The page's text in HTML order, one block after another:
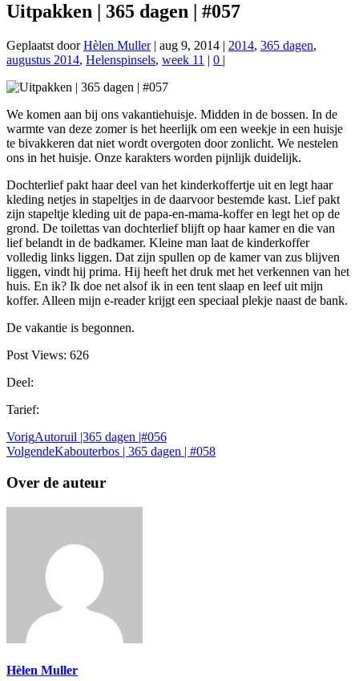
Uitpakken | 365 dagen | #057
Geplaatst doorHèlen Muller| aug 9, 2014 | 2014, 365 dagen,
augustus 2014, Helenspinsels, week 11 | 0 |
We komen aan bij ons vakantiehuisje. Midden in de bossen. In de
warmte van deze zomer is het heerlijk om een weekje in een huisje
te bivakkeren dat niet wordt overgoten door zonlicht. We nestelen
ons in het huisje. Onze karakters worden pijnlijk duidelijk.
Dochterlief pakt haar deel van het kinderkoffertje uit en legt haar
kleding netjes in stapeltjes in de daarvoor bestemde kast. Lief pakt
zijn stapeltje kleding uit de papa-en-mama-koffer en legt het op de
grond. De toilettas van dochterlief blijft op haar kamer en die van
lief belandt in de badkamer. Kleine man laat de kinderkoffer
volledig links liggen. Dat zijn spullen op de kamer van zus blijven
liggen, vindt hij prima. Hij heeft het druk met het verkennen van het
huis. En ik? Ik doe net alsof ik in een tent slaap en leef uit mijn
koffer. Alleen mijn e-reader krijgt een speciaal plekje naast de bank.
De vakantie is begonnen.
Post Views: 626
Deel:
Tarief:
VorigAutoruil |365 dagen |#056
VolgendeKabouterbos | 365 dagen | #058
Over de auteur
Hèlen Muller